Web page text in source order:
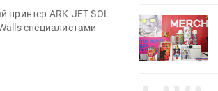
ARK-JET SOL
специалистами
приглашает за идеями,